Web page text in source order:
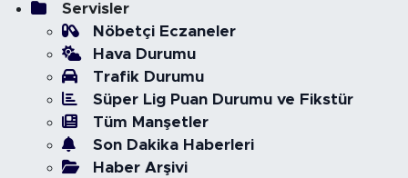
Servisler
Nöbetçi Eczaneler
Hava Durumu
Trafik Durumu
Süper Lig Puan Durumu ve Fikstür
Tüm Manşetler
Son Dakika Haberleri
Haber Arşivi